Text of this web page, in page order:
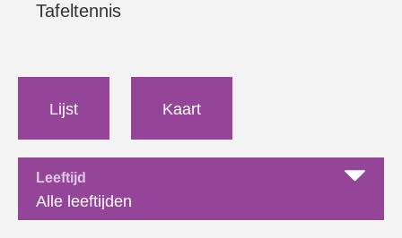
Tafeltennis
Lijst Kaart
Leeftijd
Alle leeftijden